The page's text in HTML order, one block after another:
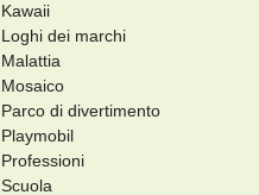
Kawaii
Loghi dei marchi
Malattia
Mosaico
Parco di divertimento
Playmobil
Professioni
Scuola